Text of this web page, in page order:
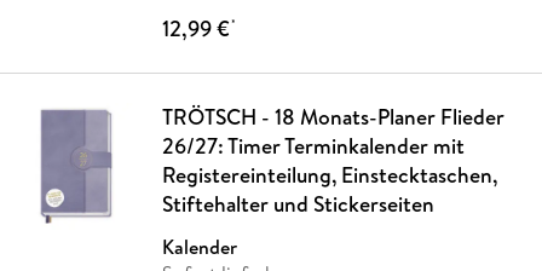
12,99 €*
TRÖTSCH - 18 Monats-Planer Flieder
26/27: Timer Terminkalender mit
Registereinteilung, Einstecktaschen,
Stiftehalter und Stickerseiten
Kalender